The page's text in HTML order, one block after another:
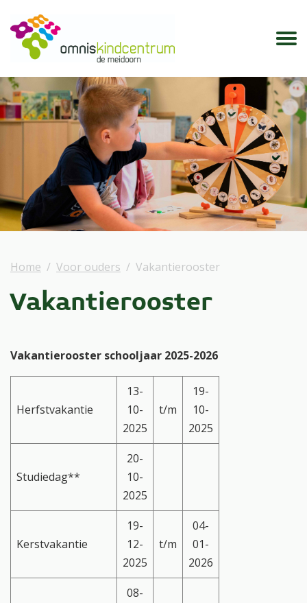
Home Voor ouders Vakantierooster
Vakantierooster
Vakantierooster schooljaar 2025-2026
Herfstvakantie
13-
10-
2025
t/m
19-
10-
2025
Studiedag**
20-
10-
2025
Kerstvakantie
19-
12-
2025
t/m
04-
01-
2026
08-